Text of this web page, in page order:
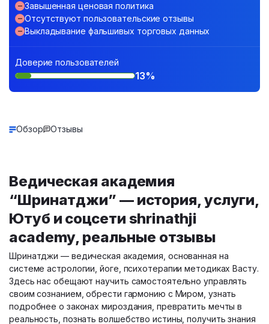
Завышенная ценовая политика
Отсутствуют пользовательские отзывы
Выкладывание фальшивых торговых данных
Доверие пользователей
13%
Обзор Отзывы
Ведическая академия
“Шринатджи” — история, услуги,
Ютуб и соцсети shrinathji
academy, реальные отзывы
Шринатджи — ведическая академия, основанная на
системе астрологии, йоге, психотерапии методиках Васту.
Здесь нас обещают научить самостоятельно управлять
своим сознанием, обрести гармонию с Миром, узнать
подробнее о законах мироздания, превратить мечты в
реальность, познать волшебство истины, получить знания